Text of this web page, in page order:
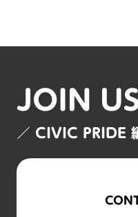
JOIN
／ CIVIC PRIDE